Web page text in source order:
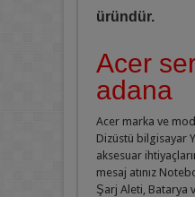
üründür.
Acer
adana
Acer marka ve
Dizüstü bilgisayar
aksesuar
mesaj atınız
Şarj Aleti, Batarya